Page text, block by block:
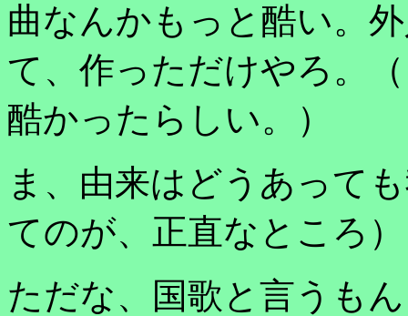
曲なんかもっと酷い。
て、作っただけやろ。
酷かったらしい。）
ま、由来はどうあって
てのが、正直なところ）
ただな、国歌と言うも